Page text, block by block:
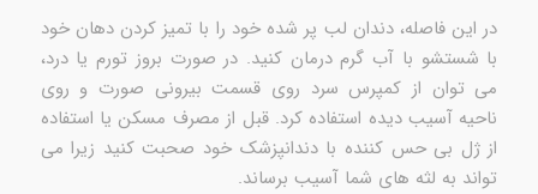
در این فاصله، دندان لب پر شده خود را با تمیز کردن دهان خود
با شستشو با آب گرم درمان کنید. در صورت بروز تورم یا درد،
می توان از کمپرس سرد روی قسمت بیرونی صورت و روی
ناحیه آسیب دیده استفاده کرد. قبل از مصرف مسکن یا استفاده
از ژل بی حس کننده با دندانپزشک خود صحبت کنید زیرا می
تواند به لثه های شما آسیب برساند.